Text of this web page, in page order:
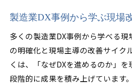
製造業DX事例から学ぶ現場
多くの製造業DX事例から学べる
の明確化と現場主導の改善サイク
くは、「なぜDXを進めるのか」を
段階的に成果を積み上げています